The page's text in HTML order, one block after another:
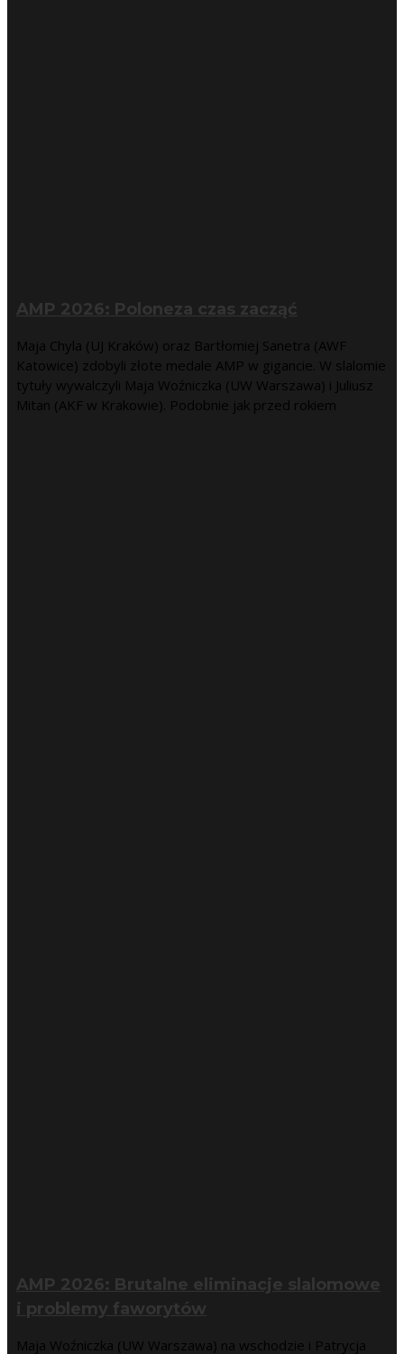
AMP 2026: Poloneza czas zacząć
Maja Chyla (UJ Kraków) oraz Bartłomiej Sanetra (AWF
Katowice) zdobyli złote medale AMP w gigancie. W slalomie
tytuły wywalczyli Maja Woźniczka (UW Warszawa) i Juliusz
Mitan (AKF w Krakowie). Podobnie jak przed rokiem
AMP 2026: Brutalne eliminacje slalomowe
i problemy faworytów
Maja Woźniczka (UW Warszawa) na wschodzie i Patrycja